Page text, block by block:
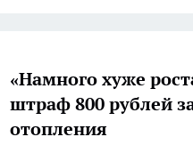
«Намного хуже
штраф 800 рублей
отопления